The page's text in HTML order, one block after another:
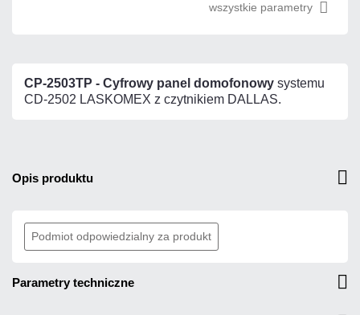
wszystkie parametry
CP-2503TP - Cyfrowy panel domofonowy systemu
CD-2502 LASKOMEX z czytnikiem DALLAS.
opis produktu
Podmiot odpowiedzialny za produkt
parametry techniczne